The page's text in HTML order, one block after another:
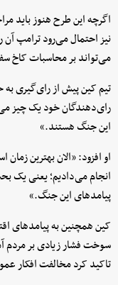
اگرچه این طرح هنوز باید
نیز احتمال می‌رود ترامپ آن
می‌تواند بر محاسبات کاخ
تیم کین پیش از رای‌گیری
رای‌دهندگان خود یک چیز
این جنگ هستند.»
او افزود: «الان بهترین
انجام می‌دادیم؛ یعنی یک
پیامدهای این جنگ.»
کین همچنین به پیامدهای
سوخت فشار زیادی بر مردم
تاکید کرد مخالفت افکار